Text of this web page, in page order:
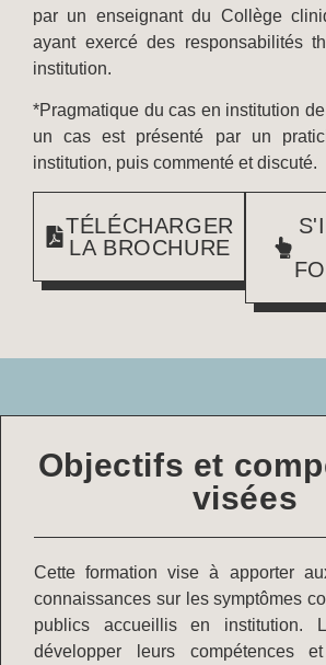
par un enseignant du Collège
ayant exercé des responsabilités
institution.
*Pragmatique du cas en institution
un cas est présenté par un
institution, puis commenté et discuté.
TÉLÉCHARGER
LA BROCHURE
Objectifs et
visées
Cette formation vise à apporter
connaissances sur les symptômes
publics accueillis en institution.
développer leurs compétences